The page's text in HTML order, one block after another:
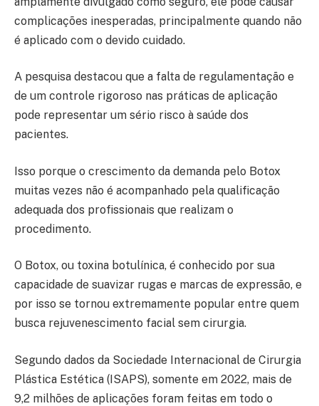
complicações inesperadas, principalmente quando não
é aplicado com o devido cuidado.
A pesquisa destacou que a falta de regulamentação e
de um controle rigoroso nas práticas de aplicação
pode representar um sério risco à saúde dos
pacientes.
Isso porque o crescimento da demanda pelo Botox
muitas vezes não é acompanhado pela qualificação
adequada dos profissionais que realizam o
procedimento.
O Botox, ou toxina botulínica, é conhecido por sua
capacidade de suavizar rugas e marcas de expressão, e
por isso se tornou extremamente popular entre quem
busca rejuvenescimento facial sem cirurgia.
Segundo dados da Sociedade Internacional de Cirurgia
Plástica Estética (ISAPS), somente em 2022, mais de
9,2 milhões de aplicações foram feitas em todo o